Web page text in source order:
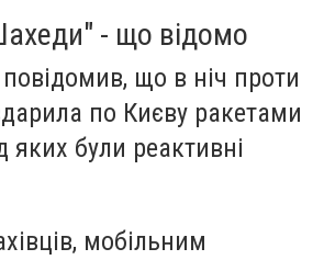
- що відомо
що в ніч проти
по Києву ракетами
були реактивні
мобільним